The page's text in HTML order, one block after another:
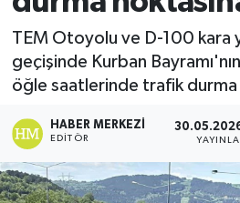
TEM Otoyolu ve D-100 kara
geçişinde Kurban
öğle saatlerinde trafik durma
HABER MERKEZI
EDITÖR
Ekonomi
Sağlık
Tokat Haber